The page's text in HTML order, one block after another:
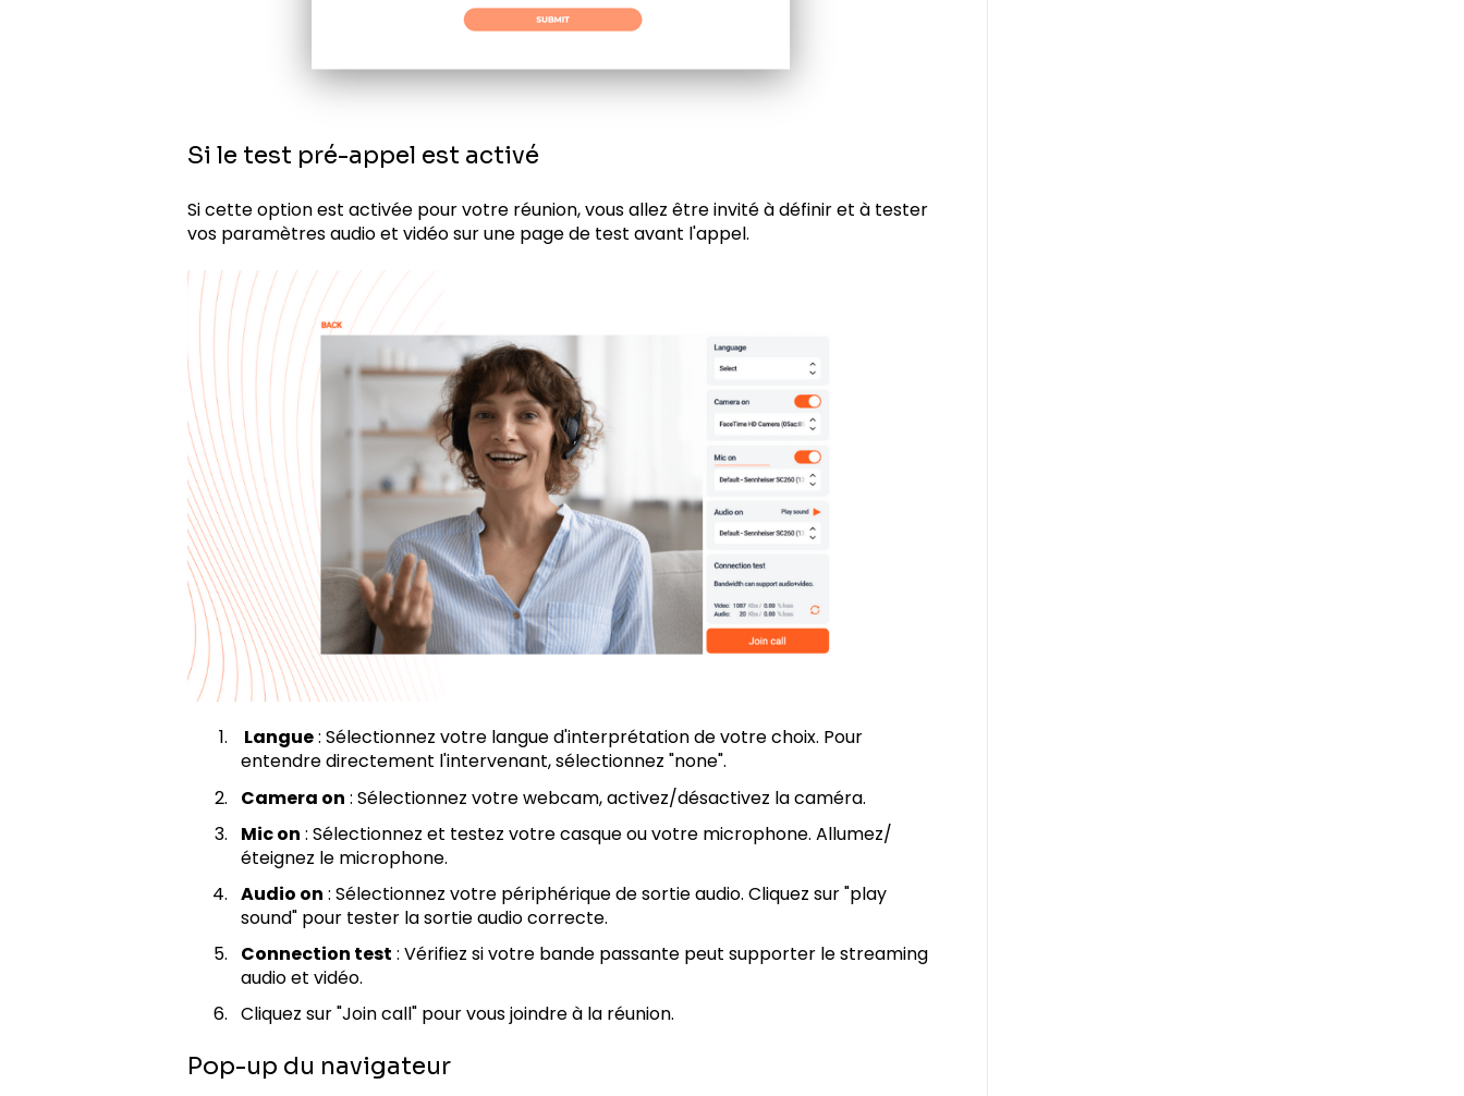
Si le test pré-appel est activé
Si cette option est activée pour votre réunion, vous allez être invité à définir et à tester
vos paramètres audio et vidéo sur une page de test avant l'appel.
Langue: Sélectionnez votre langue d'interprétation de votre choix. Pour
entendre directement l'intervenant, sélectionnez "none".
Camera on : Sélectionnez votre webcam, activez/désactivez la caméra.
Mic on : Sélectionnez et testez votre casque ou votre microphone. Allumez/
éteignez le microphone.
Audio on : Sélectionnez votre périphérique de sortie audio. Cliquez sur "play
sound" pour tester la sortie audio correcte.
Connection test : Vérifiez si votre bande passante peut supporter le streaming
audio et vidéo.
Cliquez sur "Join call" pour vous joindre à la réunion.
Pop-up du navigateur